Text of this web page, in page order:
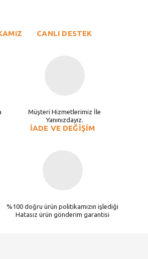
CANLI DESTEK
Müşteri Hizmetlerimiz İle
Yanınızdayız.
İADE VE DEĞİŞİM
%100 doğru ürün politikamızın işlediği
Hatasız ürün gönderim garantisi